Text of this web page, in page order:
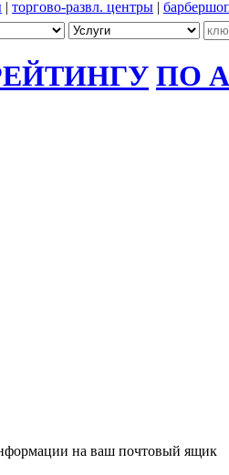
| торгово-развл. центры |
ПО
на ваш почтовый ящик